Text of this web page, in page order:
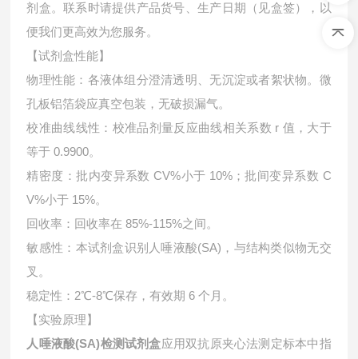
剂盒。联系时请提供产品货号、生产日期（见盒签），以
便我们更高效为您服务。
【试剂盒性能】
物理性能：各液体组分澄清透明、无沉淀或者絮状物。微
孔板铝箔袋应真空包装，无破损漏气。
校准曲线线性：校准品剂量反应曲线相关系数 r 值，大于
等于 0.9900。
精密度：批内变异系数 CV%小于 10%；批间变异系数 C
V%小于 15%。
回收率：回收率在 85%-115%之间。
敏感性：本试剂盒识别人唾液酸(SA)，与结构类似物无交
叉。
稳定性：2℃-8℃保存，有效期 6 个月。
【实验原理】
人唾液酸(SA)检测试剂盒应用双抗原夹心法测定标本中指